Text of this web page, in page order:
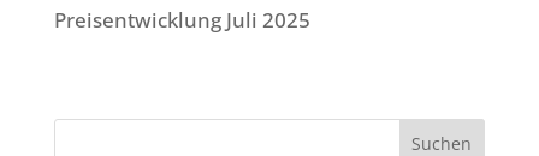
Preisentwicklung Juli 2025
Suchen